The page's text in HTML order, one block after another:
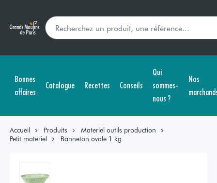
Bonnes
affaires
Catalogue Recettes Conseils
Qui
sommes-
nous ?
Nos
Accueil Produits
Materiel outils production
Petit materiel
Banneton ovale 1 kg